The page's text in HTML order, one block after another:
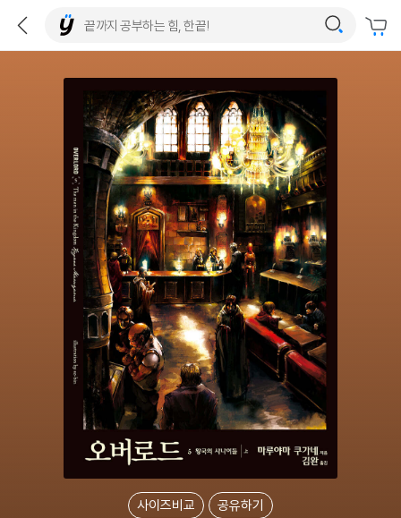
사이즈비교 공유하기